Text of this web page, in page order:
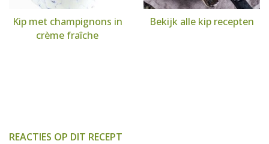
Kip met champignons in
crème fraîche
Bekijk alle kip recepten
REACTIES OP DIT RECEPT